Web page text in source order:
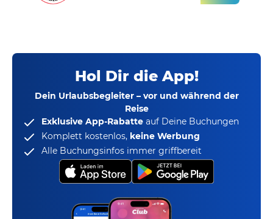
Hol Dir die App!
Dein Urlaubsbegleiter – vor und während der
Reise
Exklusive App-Rabatte auf Deine Buchungen
Komplett kostenlos, keine Werbung
Alle Buchungsinfos immer griffbereit